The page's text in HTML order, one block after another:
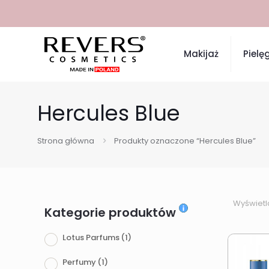
Makijaż
Hercules Blue
Strona główna Produkty oznaczone “Hercules Blue”
Kategorie produktów
Lotus Parfums (1)
Perfumy (1)